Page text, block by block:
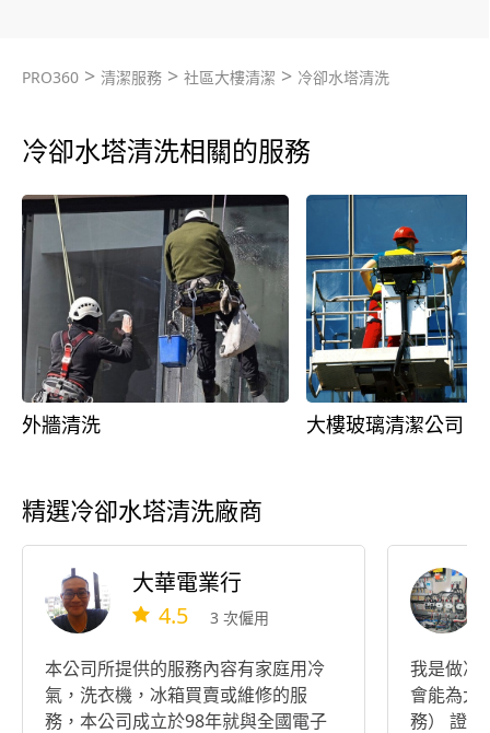
PRO360 > 清潔服務 > 社區大樓清潔 > 冷卻水塔清洗
冷卻水塔清洗相關的服務
外牆清洗 大樓玻璃清潔公司
精選冷卻水塔清洗廠商
大華電業行
4.5 3 次僱用
本公司所提供的服務內容有家庭用冷
氣，洗衣機，冰箱買賣或維修的服
務，本公司成立於98年就與全國電子
我是做冷
會能為大
務） 證照